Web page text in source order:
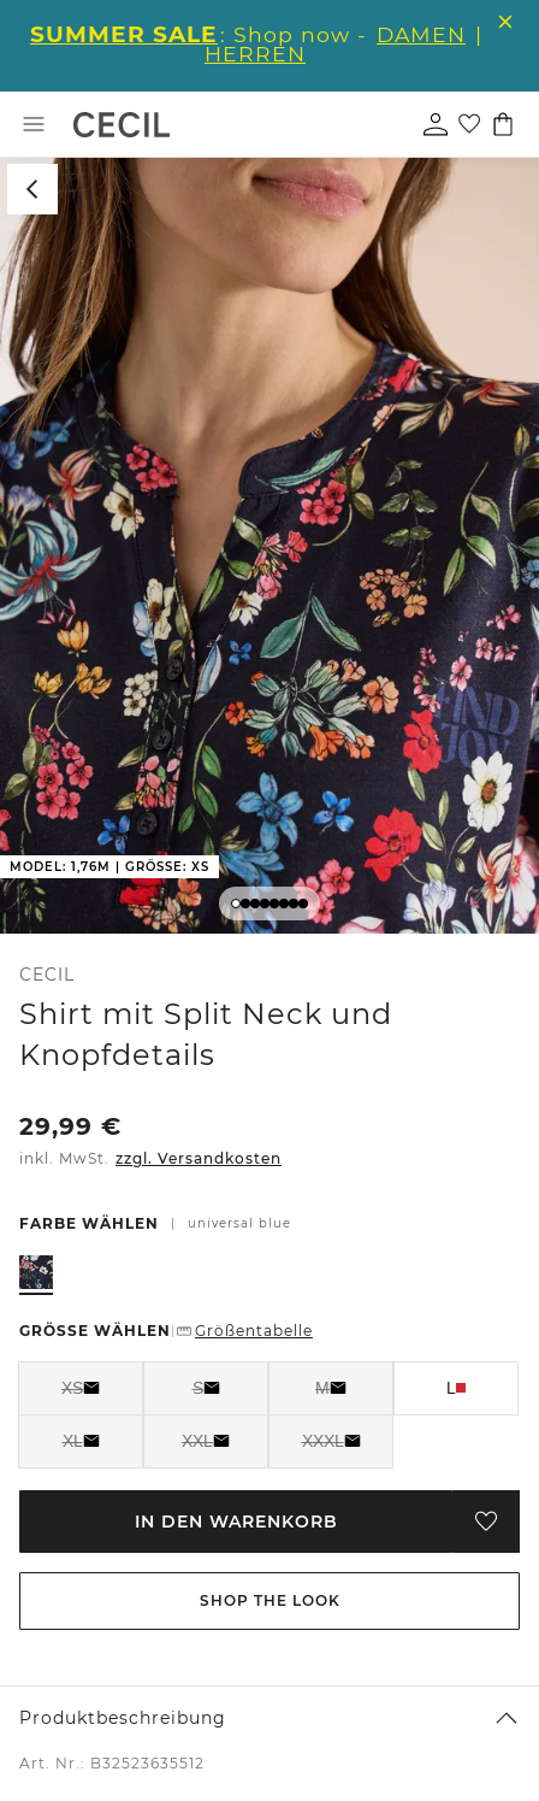
SUMMER SALE : Shop now - DAMEN |
HERREN
MODEL: 1,76M | GRÖSSE: XS
CECIL
Shirt mit Split Neck und
Knopfdetails
29,99 €
inkl. MwSt. zzgl. Versandkosten
FARBE WÄHLEN universal blue
GRÖSSE WÄHLEN Größentabelle
XS S M L
XL XXL XXXL
IN DEN WARENKORB
SHOP THE LOOK
Produktbeschreibung
Art. Nr.: B32523635512